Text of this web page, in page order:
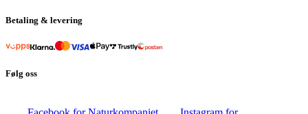
Betaling & levering
Følg oss